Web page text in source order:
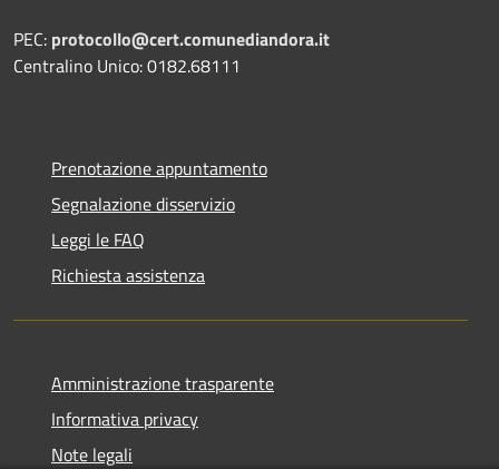
PEC: protocollo@cert.comunediandora.it
Centralino Unico: 0182.68111
Prenotazione appuntamento
Segnalazione disservizio
Leggi le FAQ
Richiesta assistenza
Amministrazione trasparente
Informativa privacy
Note legali